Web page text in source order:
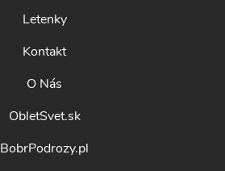
Letenky
Kontakt
O Nás
ObletSvet.sk
BobrPodrozy.pl